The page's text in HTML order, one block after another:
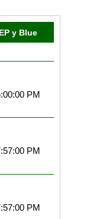
y Blue
PM
PM
PM